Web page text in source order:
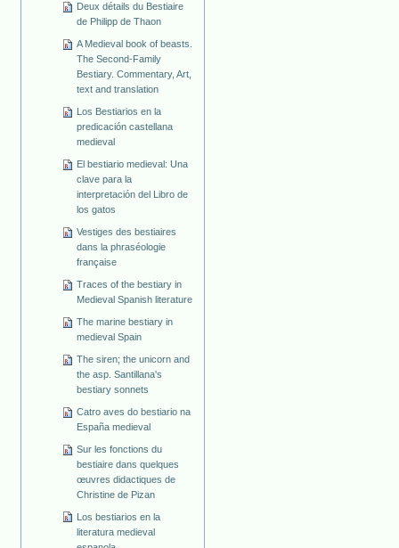
Deux détails du Bestiaire
de Philipp de Thaon
A Medieval book of beasts.
The Second-Family
Bestiary. Commentary, Art,
text and translation
Los Bestiarios en la
predicación castellana
medieval
El bestiario medieval: Una
clave para la
interpretación del Libro de
los gatos
Vestiges des bestiaires
dans la phraséologie
française
Traces of the bestiary in
Medieval Spanish literature
The marine bestiary in
medieval Spain
The siren; the unicorn and
the asp. Santillana's
bestiary sonnets
Catro aves do bestiario na
España medieval
Sur les fonctions du
bestiaire dans quelques
œuvres didactiques de
Christine de Pizan
Los bestiarios en la
literatura medieval